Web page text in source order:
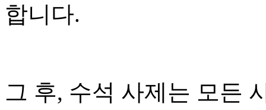
합니다.
그 후, 수석 사제는 모든